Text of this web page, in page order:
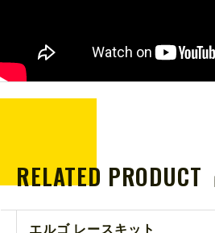
RELATED PRODUCT
エルゴ レースキット